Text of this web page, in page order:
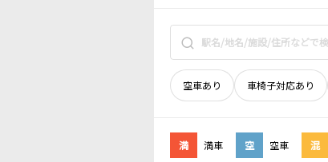
空車あり 車椅子対応あり
満 満車 空 空車 混